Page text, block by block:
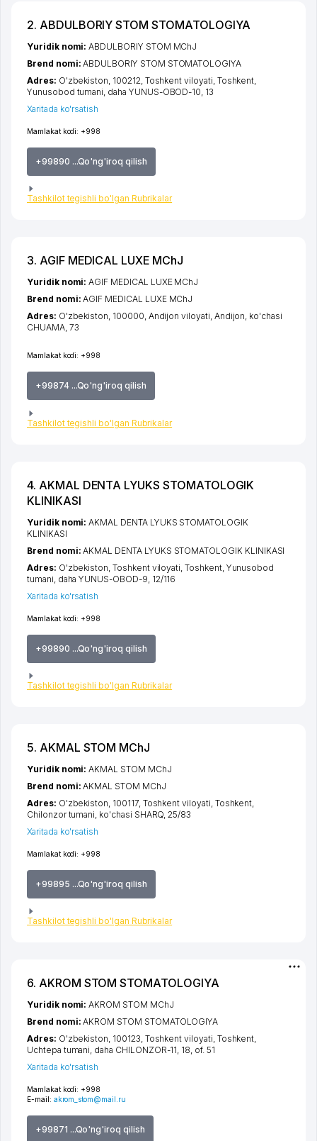
2. ABDULBORIY STOM STOMATOLOGIYA
Mamlakat kodi: +998
+99890 ...Qo'ng'iroq qilish
Tashkilot tegishli bo'lgan Rubrikalar
Yuridik nomi:ABDULBORIY STOM MChJ
Brend nomi:ABDULBORIY STOM STOMATOLOGIYA
Adres: O'zbekiston, 100212, Toshkent viloyati, Toshkent,
Yunusobod tumani, daha YUNUS-OBOD-10, 13
Xaritada ko'rsatish
3. AGIF MEDICAL LUXE MChJ
Mamlakat kodi: +998
+99874 ...Qo'ng'iroq qilish
Tashkilot tegishli bo'lgan Rubrikalar
Yuridik nomi:AGIF MEDICAL LUXE MChJ
Brend nomi:AGIF MEDICAL LUXE MChJ
Adres: O'zbekiston, 100000, Andijon viloyati, Andijon, ko'chasi
CHUAMA, 73
4. AKMAL DENTA LYUKS STOMATOLOGIK
KLINIKASI
Mamlakat kodi: +998
+99890 ...Qo'ng'iroq qilish
Tashkilot tegishli bo'lgan Rubrikalar
Yuridik nomi:AKMAL DENTA LYUKS STOMATOLOGIK
KLINIKASI
Brend nomi:AKMAL DENTA LYUKS STOMATOLOGIK KLINIKASI
Adres: O'zbekiston,Toshkent viloyati ,Toshkent, Yunusobod
tumani daha YUNUS-OBOD-9 , 12/116
Xaritada ko'rsatish
5. AKMAL STOM MChJ
Mamlakat kodi: +998
+99895 ...Qo'ng'iroq qilish
Tashkilot tegishli bo'lgan Rubrikalar
Yuridik nomi:AKMAL STOM MChJ
Brend nomi:AKMAL STOM MChJ
Adres: O'zbekiston, 100117, Toshkent viloyati Toshkent
Chilonzor tumani ko'chasi SHARQ , 25/83
Xaritada ko'rsatish
6. AKROM STOM STOMATOLOGIYA
Mamlakat kodi: +998
E-mail: akrom_stom@mail.ru
+99871 ...Qo'ng'iroq qilish
Yuridik nomi:AKROM STOM MChJ
Brend nomi:AKROM STOM STOMATOLOGIYA
Adres: O'zbekiston, 100123, Toshkent viloyati, Toshkent,
Uchtepa tumani, daha CHILONZOR-11, 18, of. 51
Xaritada ko'rsatish